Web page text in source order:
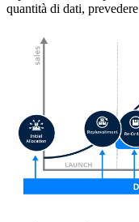
quantità di dati,